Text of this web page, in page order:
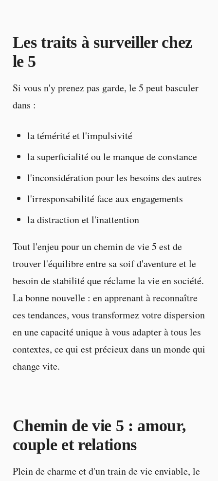
Les traits à surveiller chez
le 5
Si vous n'y prenez pas garde, le 5 peut basculer
dans :
la témérité et l'impulsivité
la superficialité ou le manque de constance
l'inconsidération pour les besoins des autres
l'irresponsabilité face aux engagements
la distraction et l'inattention
Tout l'enjeu pour un chemin de vie 5 est de
trouver l'équilibre entre sa soif d'aventure et le
besoin de stabilité que réclame la vie en société.
La bonne nouvelle : en apprenant à reconnaître
ces tendances, vous transformez votre dispersion
en une capacité unique à vous adapter à tous les
contextes, ce qui est précieux dans un monde qui
change vite.
Chemin de vie 5 : amour,
couple et relations
Plein de charme et d'un train de vie enviable, le